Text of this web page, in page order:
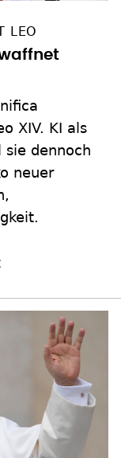
LEO
XIV. KI als
dennoch
neuer